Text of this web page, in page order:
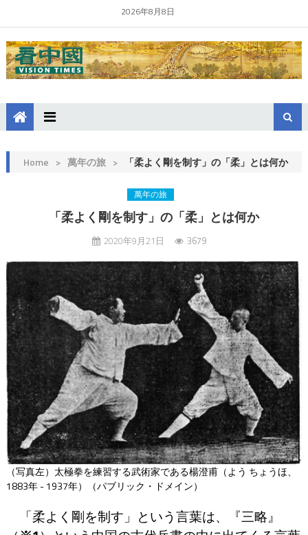
2026年8月8日
Home > 萬年の旅 > 「柔よく剛を制す」の「柔」とは何か
萬年の旅
「柔よく剛を制す」の「柔」とは何か
2020年9月21日 3679
（写真左）太極拳を練習する武術家である楊澄甫（よう ちょうほ、
1883年 - 1937年）（パブリック・ドメイン）
「柔よく剛を制す」という言葉は、『三略』